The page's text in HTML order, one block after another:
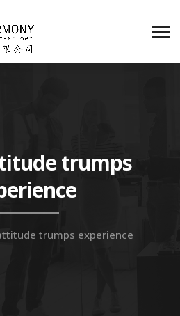
trumps
trumps experience